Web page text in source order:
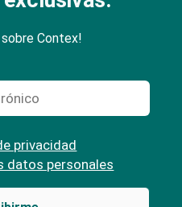
Contex!
privacidad
datos personales